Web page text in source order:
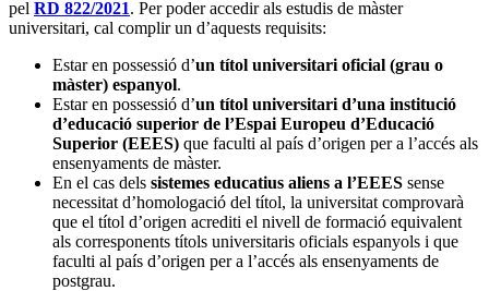
pel RD 822/2021. Per poder accedir als estudis de màster
universitari, cal complir un d’aquests requisits:
Estar en possessió d’un títol universitari oficial (grau o
màster) espanyol.
Estar en possessió d’un títol universitari d’una institució
d’educació superior de l’Espai Europeu d’Educació
Superior (EEES) que faculti al país d’origen per a l’accés als
ensenyaments de màster.
En el cas dels sistemes educatius aliens a l’EEES sense
necessitat d’homologació del títol, la universitat comprovarà
que el títol d’origen acrediti el nivell de formació equivalent
als corresponents títols universitaris oficials espanyols i que
faculti al país d’origen per a l’accés als ensenyaments de
postgrau.